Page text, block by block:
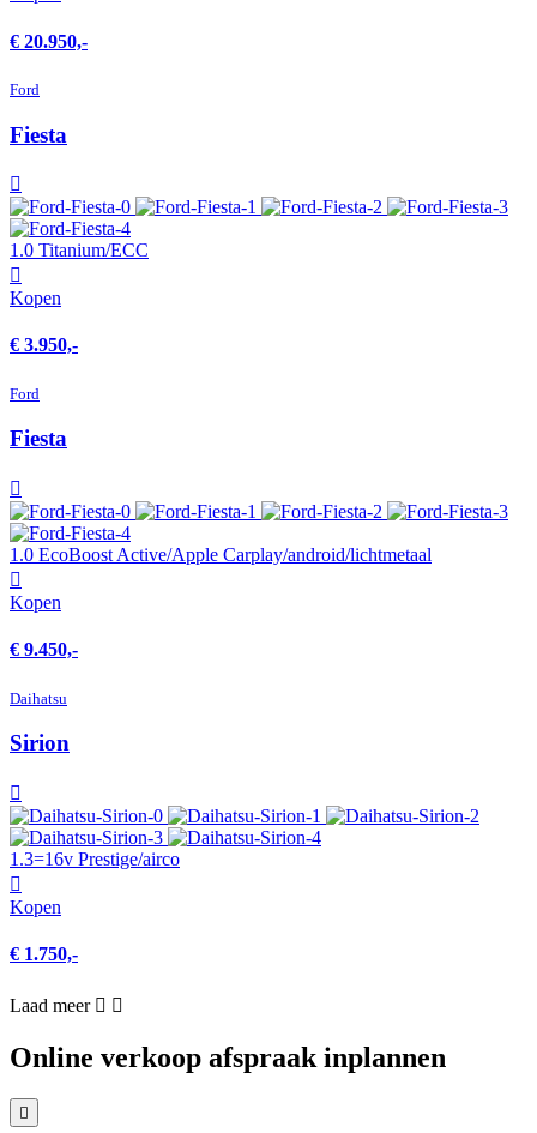
€ 20.950,-
Ford
Fiesta
1.0 Titanium/ECC
Kopen
€ 3.950,-
Ford
Fiesta
1.0 EcoBoost Active/Apple Carplay/android/lichtmetaal
Kopen
€ 9.450,-
Daihatsu
Sirion
1.3=16v Prestige/airco
Kopen
€ 1.750,-
Laad meer
Online verkoop afspraak inplannen